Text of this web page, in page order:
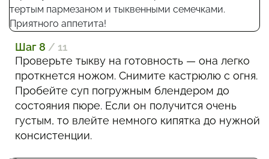
Шаг 8 / 11
Проверьте тыкву на готовность — она легко
проткнется ножом. Снимите кастрюлю с огня.
Пробейте суп погружным блендером до
состояния пюре. Если он получится очень
густым, то влейте немного кипятка до нужной
консистенции.